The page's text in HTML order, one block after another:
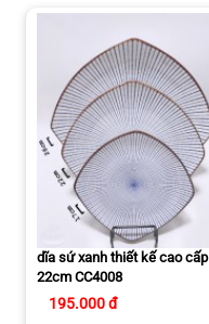
dĩa sứ xanh thiết kế cao cấp
22cm CC4008
195.000 đ